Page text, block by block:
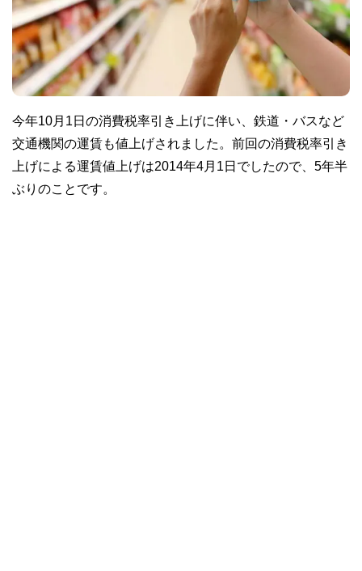
今年10月1日の消費税率引き上げに伴い、鉄道・バスなど
交通機関の運賃も値上げされました。前回の消費税率引き
上げによる運賃値上げは2014年4月1日でしたので、5年半
ぶりのことです。